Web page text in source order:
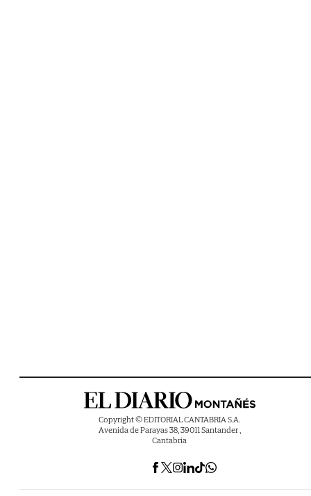
Copyright © EDITORIAL CANTABRIA S.A.
Avenida de Parayas 38, 39011 Santander ,
Cantabria